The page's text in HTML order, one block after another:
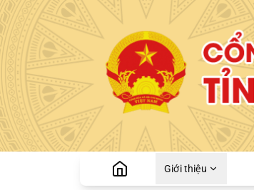
Giới thiệu